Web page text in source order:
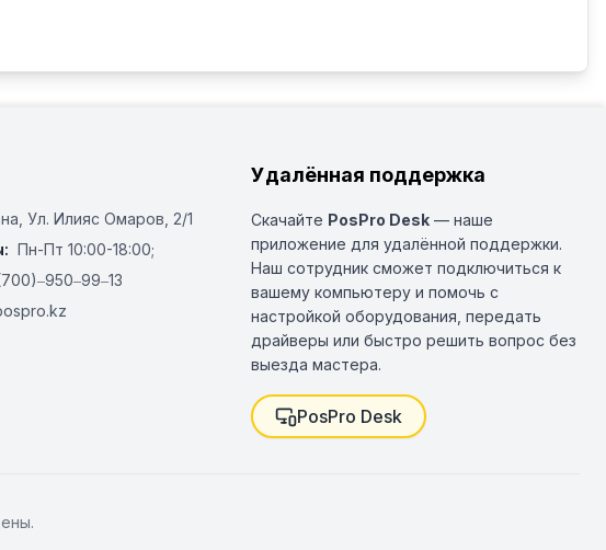
​Ул. Илияс Омаров, 2/1
Пн-Пт 10:00-18:00;
Удалённая поддержка
Скачайте PosPro Desk — наше
приложение для удалённой поддержки.
Наш сотрудник сможет подключиться к
вашему компьютеру и помочь с
настройкой оборудования, передать
драйверы или быстро решить вопрос без
выезда мастера.
PosPro Desk